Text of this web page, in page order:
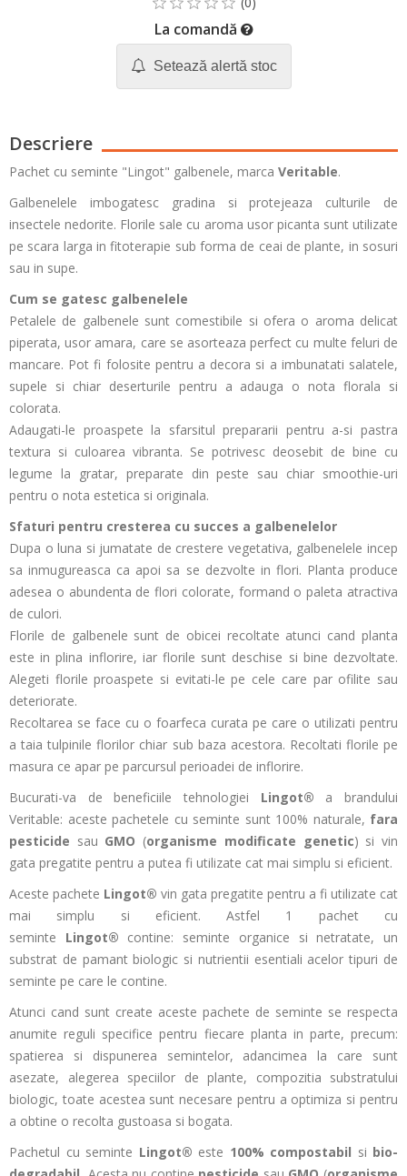
La comandă
Setează alertă stoc
Descriere
Pachet cu seminte "Lingot" galbenele, marca Veritable.
Galbenelele imbogatesc gradina si protejeaza culturile de
insectele nedorite. Florile sale cu aroma usor picanta sunt utilizate
pe scara larga in fitoterapie sub forma de ceai de plante, in sosuri
sau in supe.
Cum se gatesc galbenelele
Petalele de galbenele sunt comestibile si ofera o aroma delicat
piperata, usor amara, care se asorteaza perfect cu multe feluri de
mancare. Pot fi folosite pentru a decora si a imbunatati salatele,
supele si chiar deserturile pentru a adauga o nota florala si
colorata.
Adaugati-le proaspete la sfarsitul prepararii pentru a-si pastra
textura si culoarea vibranta. Se potrivesc deosebit de bine cu
legume la gratar, preparate din peste sau chiar smoothie-uri
pentru o nota estetica si originala.
Sfaturi pentru cresterea cu succes a galbenelelor
Dupa o luna si jumatate de crestere vegetativa, galbenelele incep
sa inmugureasca ca apoi sa se dezvolte in flori. Planta produce
adesea o abundenta de flori colorate, formand o paleta atractiva
de culori.
Florile de galbenele sunt de obicei recoltate atunci cand planta
este in plina inflorire, iar florile sunt deschise si bine dezvoltate.
Alegeti florile proaspete si evitati-le pe cele care par ofilite sau
deteriorate.
Recoltarea se face cu o foarfeca curata pe care o utilizati pentru
a taia tulpinile florilor chiar sub baza acestora. Recoltati florile pe
masura ce apar pe parcursul perioadei de inflorire.
Bucurati-va de beneficiile tehnologiei Lingot® a brandului
Veritable: aceste pachetele cu seminte sunt 100% naturale, fara
pesticide sau GMO (organisme modificate genetic) si vin
gata pregatite pentru a putea fi utilizate cat mai simplu si eficient.
Aceste pachete Lingot® vin gata pregatite pentru a fi utilizate cat
mai simplu si eficient. Astfel 1 pachet cu
seminte Lingot® contine: seminte organice si netratate, un
substrat de pamant biologic si nutrientii esentiali acelor tipuri de
seminte pe care le contine.
Atunci cand sunt create aceste pachete de seminte se respecta
anumite reguli specifice pentru fiecare planta in parte, precum:
spatierea si dispunerea semintelor, adancimea la care sunt
asezate, alegerea speciilor de plante, compozitia substratului
biologic, toate acestea sunt necesare pentru a optimiza si pentru
a obtine o recolta gustoasa si bogata.
Pachetul cu seminte Lingot® este 100% compostabil si bio-